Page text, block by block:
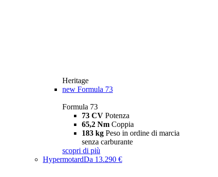
Heritage
new Formula 73
Formula 73
73 CV Potenza
65,2 Nm Coppia
183 kg Peso in ordine di marcia
senza carburante
scopri di più
HypermotardDa 13.290 €